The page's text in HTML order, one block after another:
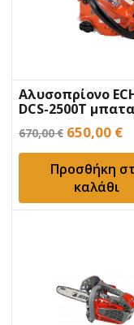
Αλυσοπρίονο
DCS-2500T
670,00€ Original
price
was:
670,00 €.
650,00 €Η
Προσθήκη
καλάθι